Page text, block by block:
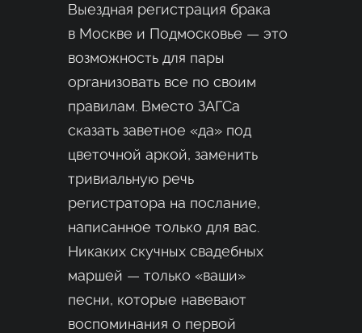
Выездная регистрация брака
в Москве и Подмосковье — это
возможность для пары
организовать все по своим
правилам. Вместо ЗАГСа
сказать заветное «да» под
цветочной аркой, заменить
тривиальную речь
регистратора на послание,
написанное только для вас.
Никаких скучных свадебных
маршей — только «ваши»
песни, которые навевают
воспоминания о первой